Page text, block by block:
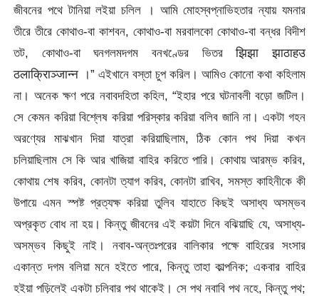
জীবনের পথে টানিয়া লইয়া চলিল । আমি মোহস্বপ্নাভিহতার ন্যায় যমনার
তীরে তীরে কোথাও-বা কাশবন, কোথাও-বা মরবালকো কোথাও-বা বন্ধর বিদীশ
তট, কোথাও-বা ঘনগলমদগম বনখণ্ডের ভিতর झिझा झाठाहउ
ठलाक्रिाञ्जान्न ।” এইখানে বস্তা চুপ করিল। আমিও কোনো কথা কহিলাম
না। অনেক ক্ষণ পরে নবাবদহিতা কহিল, “ইহার পরে ঘটনাবলী বড়ো জটিল।
সে কেমন করিয়া বিশে্লষ করিয়া পরিস্কার করিয়া বলিব জানি না। একটা গহন
অরণ্যের মাঝখান দিয়া যাত্রা করিয়াছিলাম, ঠিক কোন পথ দিয়া কখন
চলিয়াছিলাম সে কি আর খাজিয়া বাহির করিতে পারি। কোথায় আরম্ভ করিব,
কোথায় শেষ করিব, কোনটা ত্যাগ করিব, কোনটা রাখিব, সমস্ত কাহিনীকে কী
উপায়ে এমন স্পষ্ট প্রত্যক্ষ করিয়া তুলিব যাহাতে কিছই অসাধ্য অসম্ভব
অপ্রকৃত বোধ না হয়। কিন্তু জীবনের এই কয়টা দিনে বঝিয়াছি যে, অসাধ্য-
অসম্ভব কিছুই নাই। নবাব-অন্তঃপরের বালিকার পক্ষে বাহিরের সংসার
একান্ত দগম বলিয়া মনে হইতে পারে, কিন্তু তাহা কাল্পনিক; একবার বাহির
হইয়া পড়িলেই একটা চলিবার পথ থাকেই। সে পথ নবাবি পথ নহে, কিন্তু পথ;